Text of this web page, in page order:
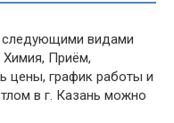
следующими видами
Химия, Приём,
цены, график работы и
в г. Казань можно